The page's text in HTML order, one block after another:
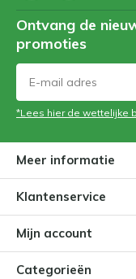
Ontvang de
promoties
*Lees hier de wettelijke
Meer informatie
Klantenservice
Mijn account
Categorieën